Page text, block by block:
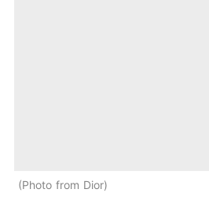
Photo from Dior